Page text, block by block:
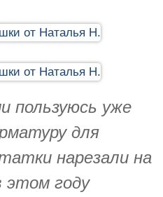
пользуюсь уже
для
нарезали на
этом году